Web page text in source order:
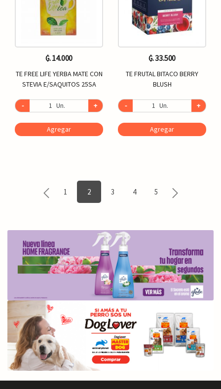
₲. 14.000
TE FREE LIFE YERBA MATE CON
STEVIA E/SAQUITOS 25SA
- Un. +
Agregar
₲. 33.500
TE FRUTAL BITACO BERRY
BLUSH
- Un. +
Agregar
1 2 3 4 5